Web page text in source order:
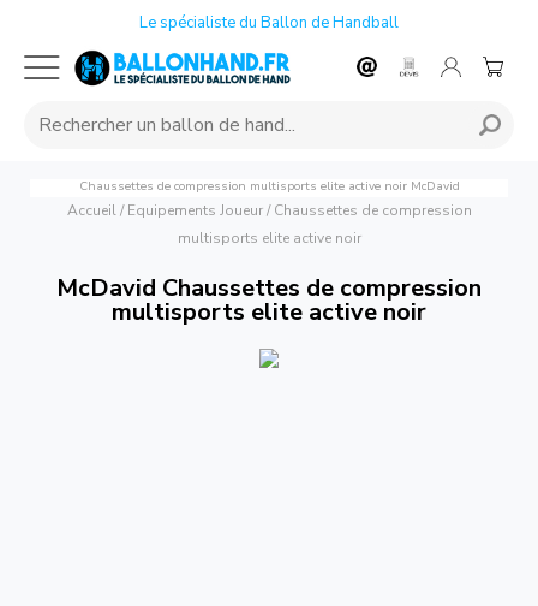
Le spécialiste du Ballon de Handball
Chaussettes de compression multisports elite active noir McDavid
Accueil/ Equipements Joueur/ Chaussettes de compression
multisports elite active noir
McDavid Chaussettes de compression
multisports elite active noir